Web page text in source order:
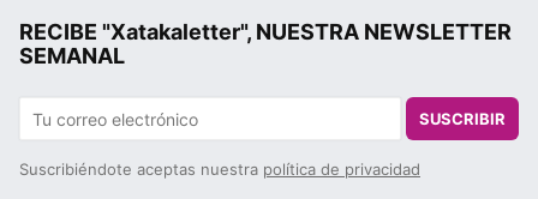
RECIBE "Xatakaletter", NUESTRA NEWSLETTER
SEMANAL
SUSCRIBIR
Suscribiéndote aceptas nuestra política de privacidad